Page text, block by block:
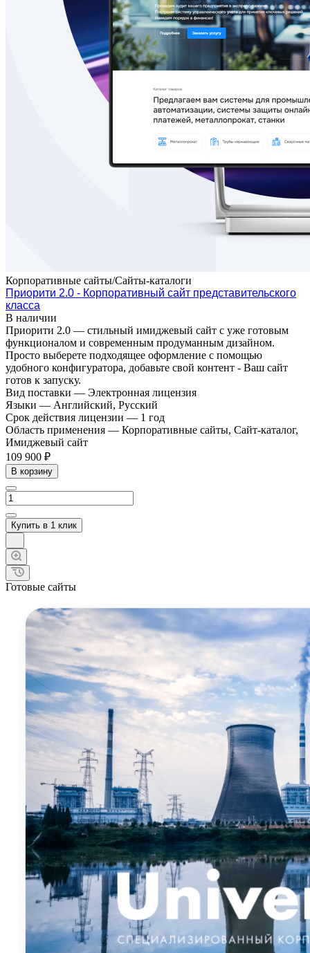
Корпоративные сайты/Сайты-каталоги
Приорити 2.0 - Корпоративный сайт представительского
класса
В наличии
Приорити 2.0 — стильный имиджевый сайт с уже готовым
функционалом и современным продуманным дизайном.
Просто выберете подходящее оформление с помощью
удобного конфигуратора, добавьте свой контент - Ваш сайт
готов к запуску.
Вид поставки — Электронная лицензия
Языки — Английский, Русский
Срок действия лицензии — 1 год
Область применения — Корпоративные сайты, Сайт-каталог,
Имиджевый сайт
109 900 ₽
В корзину
Купить в 1 клик
Готовые сайты